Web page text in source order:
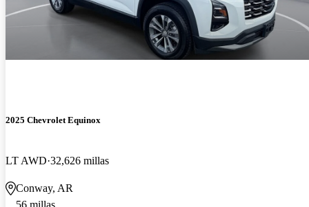
2025 Chevrolet Equinox
LT AWD 32,626 millas
Conway, AR